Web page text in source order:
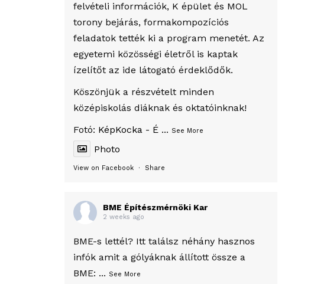
felvételi információk, K épület és MOL
torony bejárás, formakompozíciós
feladatok tették ki a program menetét. Az
egyetemi közösségi életről is kaptak
ízelítőt az ide látogató érdeklődők.
Köszönjük a részvételt minden
középiskolás diáknak és oktatóinknak!
Fotó: KépKocka - É ... See More
Photo
View on Facebook · Share
BME Építészmérnöki Kar
2 weeks ago
BME-s lettél? Itt találsz néhány hasznos
infók amit a gólyáknak állított össze a
BME: ... See More